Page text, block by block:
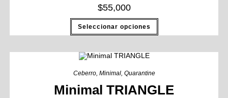
$55,000
Seleccionar opciones
Ceberro, Minimal, Quarantine
Minimal TRIANGLE